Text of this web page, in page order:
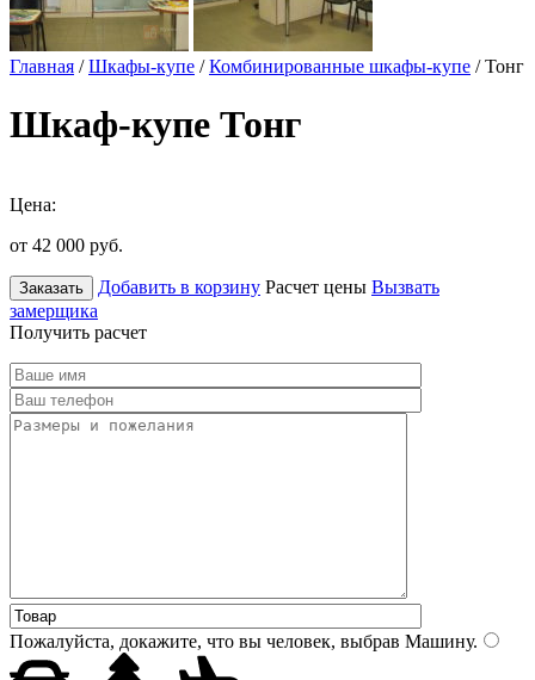
Главная /Шкафы-купе /Комбинированные шкафы-купе / Тонг
Шкаф-купе Тонг
Цена:
от 42 000 руб.
Заказать Добавить в корзину Расчет цены Вызвать
замерщика
Получить расчет
Пожалуйста, докажите, что вы человек, выбрав Машину.